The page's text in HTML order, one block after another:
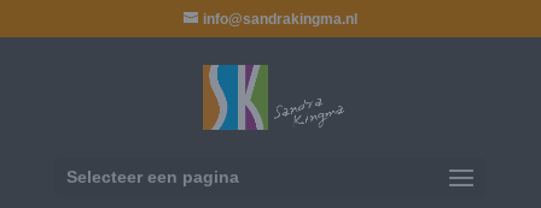
info@sandrakingma.nl
Selecteer een pagina